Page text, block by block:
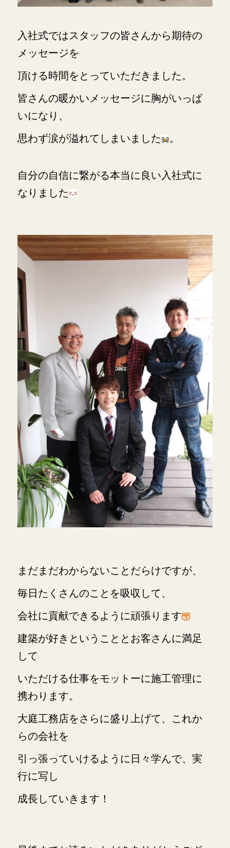
入社式ではスタッフの皆さんから期待の
メッセージを
頂ける時間をとっていただきました。
皆さんの暖かいメッセージに胸がいっぱ
いになり、
思わず涙が溢れてしまいました
。
自分の自信に繋がる本当に良い入社式に
なりました
まだまだわからないことだらけですが、
毎日たくさんのことを吸収して、
会社に貢献できるように頑張ります
建築が好きということとお客さんに満足
して
いただける仕事をモットーに施工管理に
携わります。
大庭工務店をさらに盛り上げて、これか
らの会社を
引っ張っていけるように日々学んで、実
行に写し
成長していきます！